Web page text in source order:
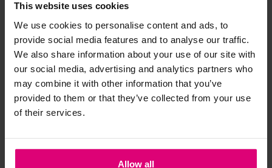
This website uses cookies
We use cookies to personalise content and ads, to
provide social media features and to analyse our traffic.
We also share information about your use of our site with
our social media, advertising and analytics partners who
may combine it with other information that you’ve
provided to them or that they’ve collected from your use
of their services.
Allow all
Strijkijzer/droogtrommel:
Kledingstukken met elastine zijn niet bestand tegen de hitte
van het strijkijzer en/of de droogtrommel. Ook in veel
spijkerbroeken is elastine (stretch) verwerkt en mogen dus
niet gestreken worden en/of in de droogtrommel.
Twijfels? Wij staan klaar voor advies op maat.
Jansen Amsterdam FreeQuent
Jurk embroidery